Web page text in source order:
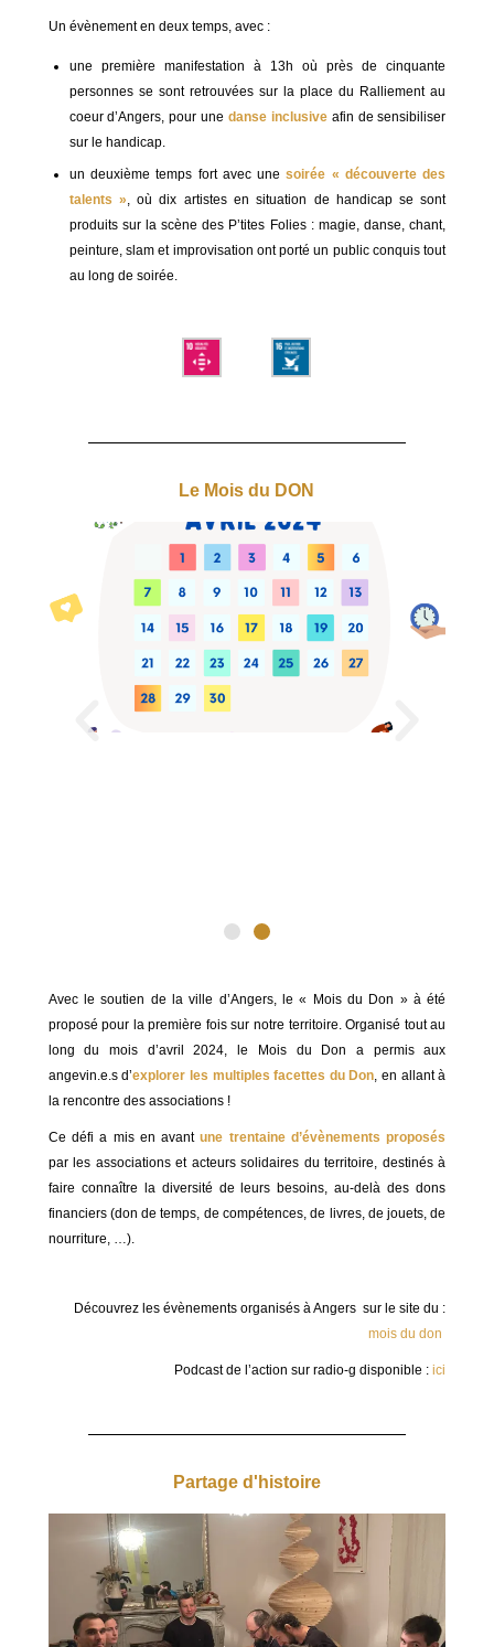
Un évènement en deux temps, avec :
une première manifestation à 13h où près de cinquante
personnes se sont retrouvées sur la place du Ralliement au
coeur d’Angers, pour une danse inclusiveafin de sensibiliser
sur le handicap.
un deuxième temps fort avec une soirée « découverte des
talents », où dix artistes en situation de handicap se sont
produits sur la scène des P’tites Folies : magie, danse, chant,
peinture, slam et improvisation ont porté un public conquis tout
au long de soirée.
Le Mois du DON
Avec le soutien de la ville d’Angers, le « Mois du Don » à été
proposé pour la première fois sur notre territoire. Organisé tout au
long du mois d’avril 2024, le Mois du Don a permis aux
angevin.e.s d’explorer les multiples facettes du Don , en allant à
la rencontre des associations !
Ce défi a mis en avantune trentaine d’évènements proposés
par les associations et acteurs solidaires du territoire, destinés à
faire connaître la diversité de leurs besoins, au-delà des dons
financiers (don de temps, de compétences, de livres, de jouets, de
nourriture, …).
Découvrez les évènements organisés à Angers sur le site du :
mois du don
Podcast de l’action sur radio-g disponible : ici
Partage d'histoire